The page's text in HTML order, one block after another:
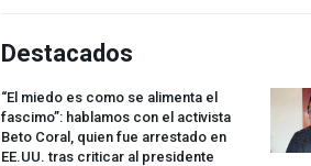
Destacados
“El miedo es como se alimenta el
fascimo”: hablamos con el activista
Beto Coral, quien fue arrestado en
EE.UU. tras criticar al presidente